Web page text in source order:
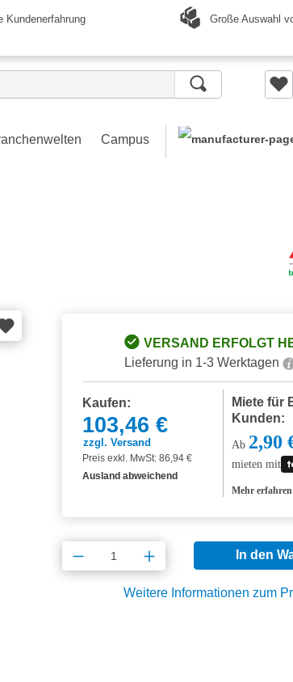
Kundenerfahrung Große Auswahl
Campus
VERSAND ERFOLGT
Lieferung in 1-3 Werktagen
Kaufen:
103,46 €
zzgl. Versand
Preis exkl. MwSt: 86,94 €
Ausland abweichend
Miete für
Kunden:
Ab 2,90
mieten mit
Mehr erfahren
Produkt Anzahl: Gib den
In den
Weitere Informationen zum